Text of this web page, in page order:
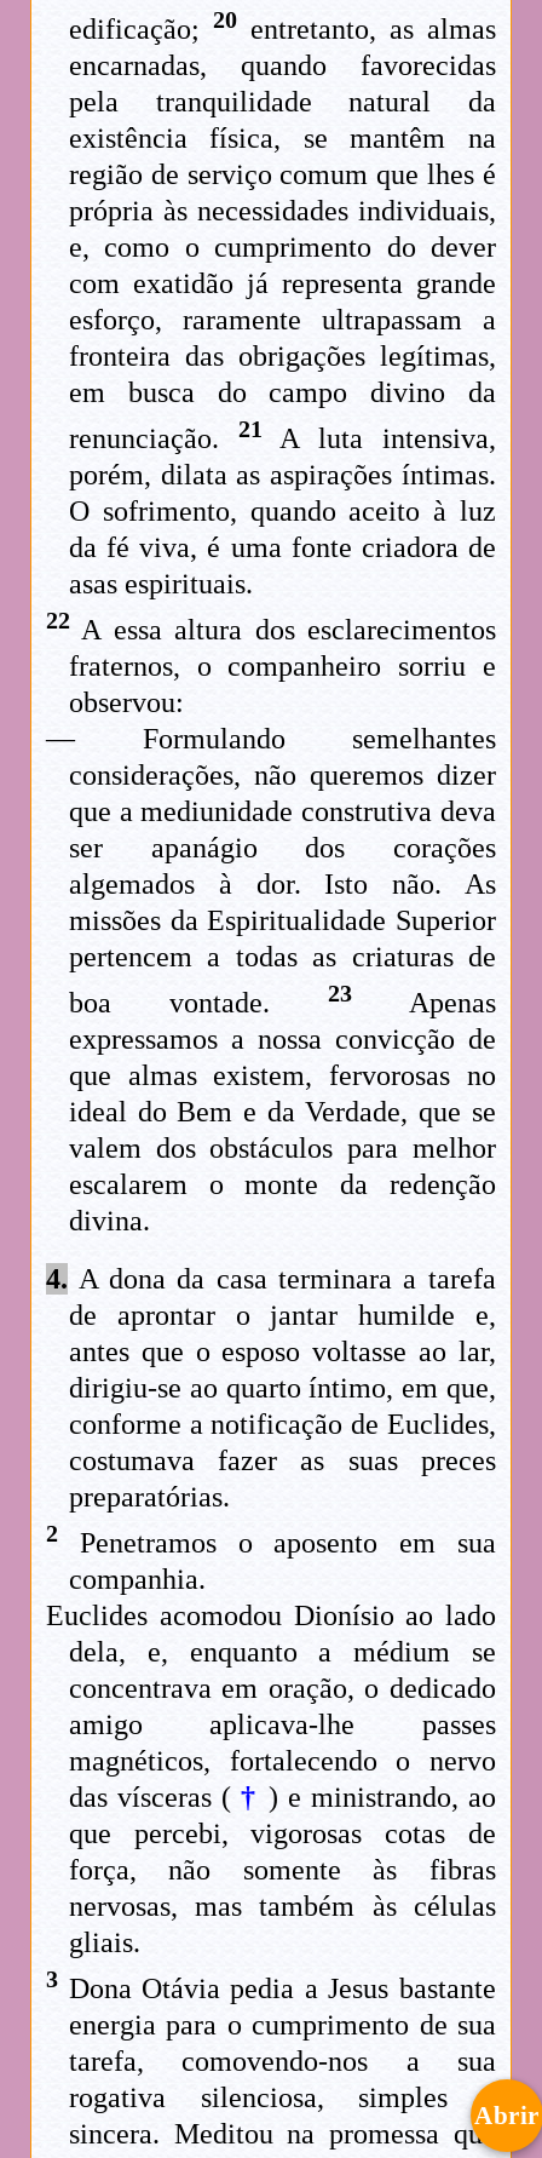
edificação; 20entretanto, as almas
encarnadas, quando favorecidas
pela tranquilidade natural da
existência física, se mantêm na
região de serviço comum que lhes é
própria às necessidades individuais,
e, como o cumprimento do dever
com exatidão já representa grande
esforço, raramente ultrapassam a
fronteira das obrigações legítimas,
em busca do campo divino da
renunciação.
21
A luta intensiva,
porém, dilata as aspirações íntimas.
O sofrimento, quando aceito à luz
da fé viva, é uma fonte criadora de
asas espirituais.
22 A essa altura dos esclarecimentos
fraternos, o companheiro sorriu e
observou:
— Formulando semelhantes
considerações, não queremos dizer
que a mediunidade construtiva deva
ser apanágio dos corações
algemados à dor. Isto não. As
missões da Espiritualidade Superior
pertencem a todas as criaturas de
boa vontade. 23Apenas
expressamos a nossa convicção de
que almas existem, fervorosas no
ideal do Bem e da Verdade, que se
valem dos obstáculos para melhor
escalarem o monte da redenção
divina.
4. A dona da casa terminara a tarefa
de aprontar o jantar humilde e,
antes que o esposo voltasse ao lar,
dirigiu-se ao quarto íntimo, em que,
conforme a notificação de Euclides,
costumava fazer as suas preces
preparatórias.
2 Penetramos o aposento em sua
companhia.
Euclides acomodou Dionísio ao lado
dela, e, enquanto a médium se
concentrava em oração, o dedicado
amigo aplicava-lhe passes
magnéticos, fortalecendo o nervo
das vísceras ( † ) e ministrando, ao
que percebi, vigorosas cotas de
força, não somente às fibras
nervosas, mas também às células
gliais.
3 Dona Otávia pedia a Jesus bastante
energia para o cumprimento de sua
tarefa, comovendo-nos a sua
rogativa silenciosa, simples e
sincera. Meditou na promessa que
Abrir